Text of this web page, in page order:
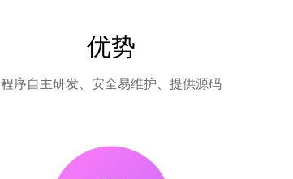
优势
程序自主研发、安全易维护、提供源码